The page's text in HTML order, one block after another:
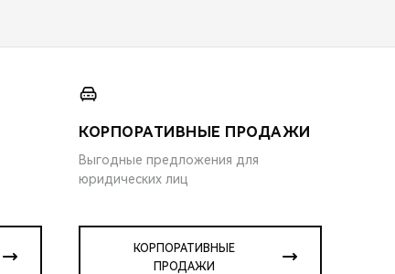
КОРПОРАТИВНЫЕ ПРОДАЖИ
Выгодные предложения для
юридических лиц
КОРПОРАТИВНЫЕ
ПРОДАЖИ